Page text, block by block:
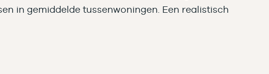
in gemiddelde tussenwoningen. Een realistisch